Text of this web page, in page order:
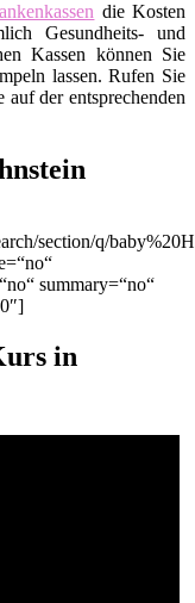
die Kosten
Gesundheits- und
Kassen können Sie
lassen. Rufen Sie
der entsprechenden
section/q/
summary=“no“
in